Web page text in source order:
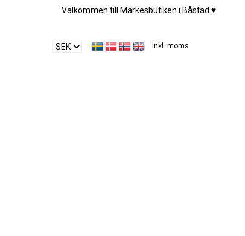
Välkommen till Märkesbutiken i Båstad ♥︎
Inkl. moms